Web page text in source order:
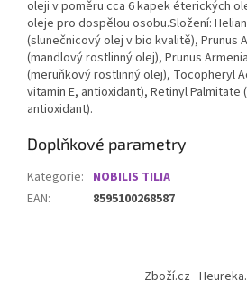
oleji v poměru cca 6 kapek éterických
oleje pro dospělou osobu.Složení:
(slunečnicový olej v bio kvalitě), Prunus
(mandlový rostlinný olej), Prunus
(meruňkový rostlinný olej), Tocopheryl
vitamin E, antioxidant), Retinyl Palmitate
antioxidant).
Doplňkové parametry
Kategorie: NOBILIS TILIA
EAN: 8595100268587
Zboží.cz